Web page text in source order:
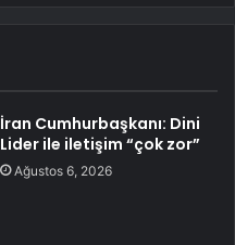
İran Cumhurbaşkanı: Dini
Lider ile iletişim “çok zor”
Ağustos 6, 2026